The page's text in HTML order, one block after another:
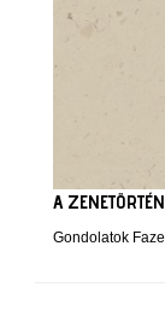
A
Gondolatok